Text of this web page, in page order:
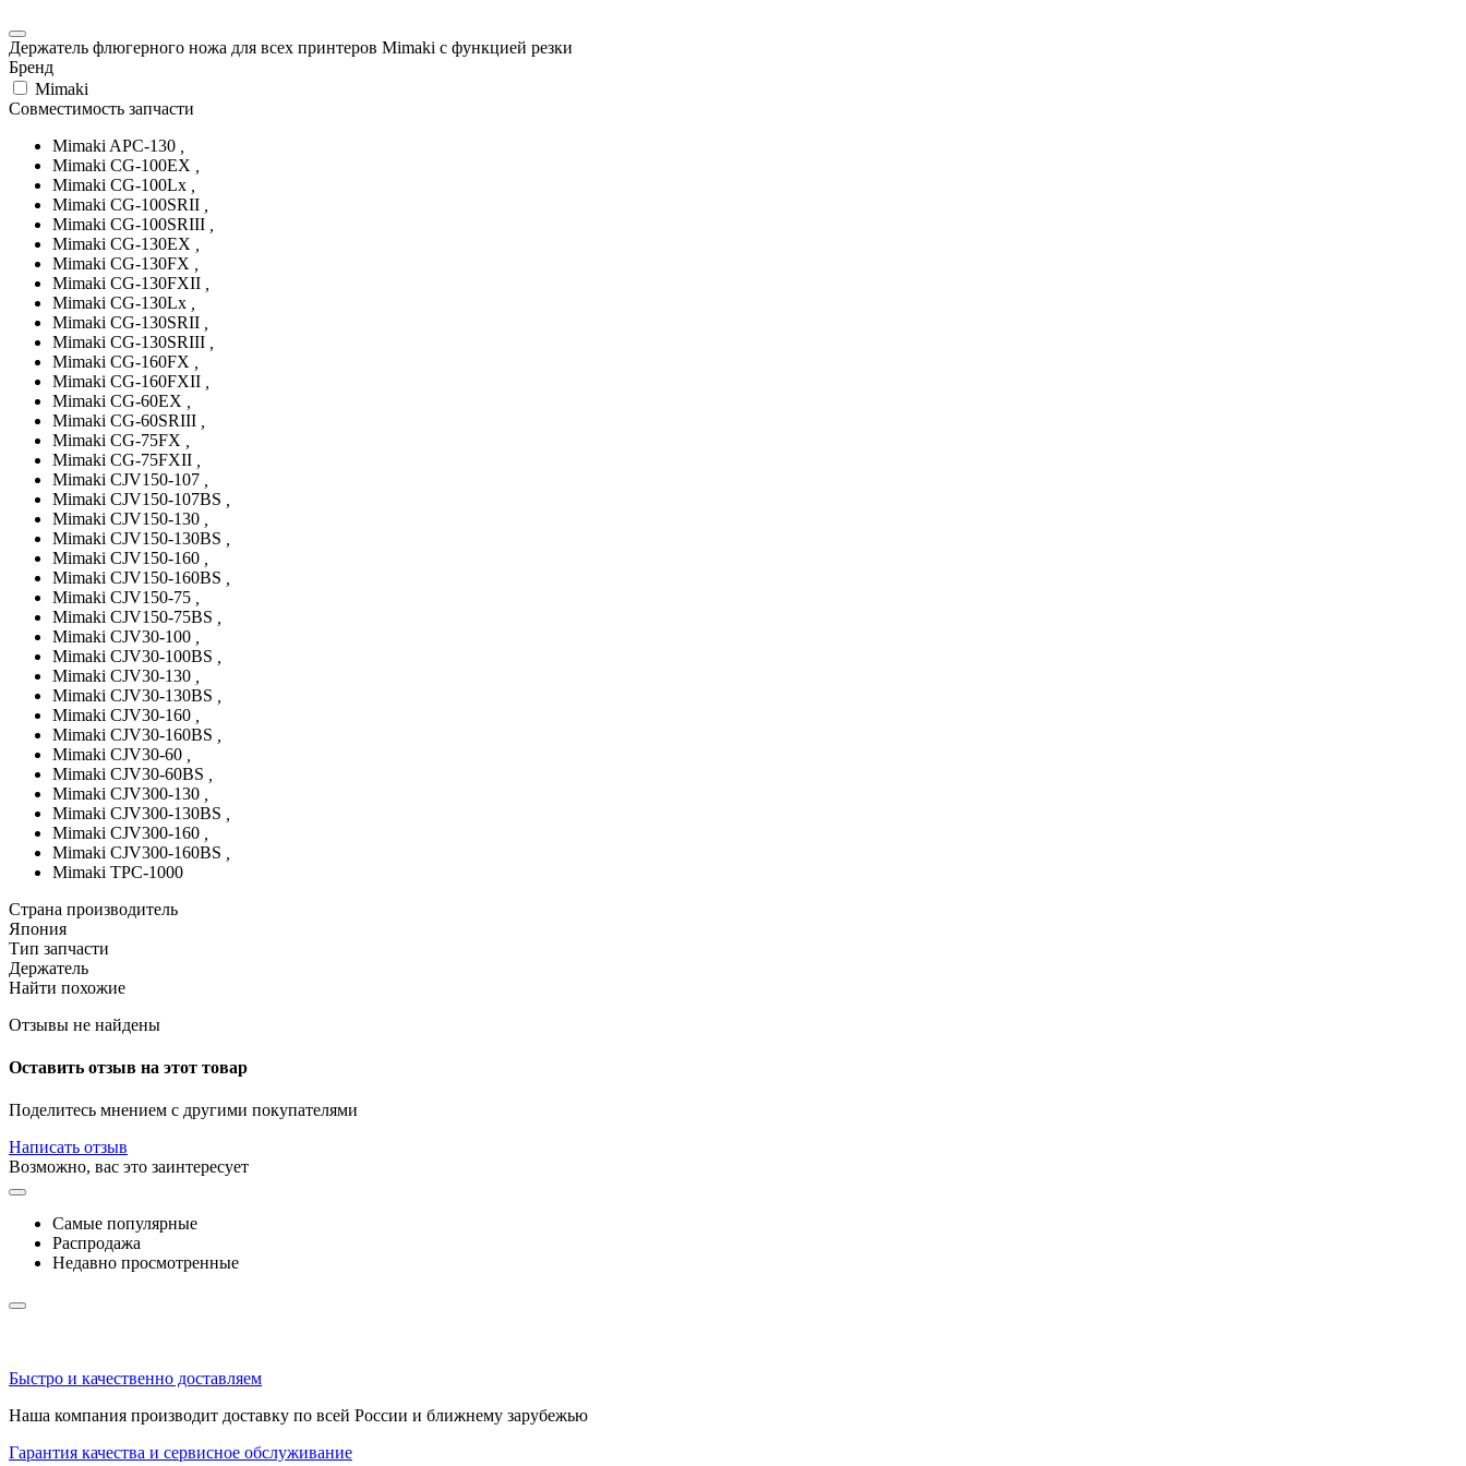
Держатель флюгерного ножа для всех принтеров Mimaki с функцией резки
Бренд
Mimaki
Совместимость запчасти
Mimaki APC-130
Mimaki CG-100EX
Mimaki CG-100Lx
Mimaki CG-100SRII
Mimaki CG-100SRIII
Mimaki CG-130EX
Mimaki CG-130FX
Mimaki CG-130FXII
Mimaki CG-130Lx
Mimaki CG-130SRII
Mimaki CG-130SRIII
Mimaki CG-160FX
Mimaki CG-160FXII
Mimaki CG-60EX
Mimaki CG-60SRIII
Mimaki CG-75FX
Mimaki CG-75FXII
Mimaki CJV150-107
Mimaki CJV150-107BS
Mimaki CJV150-130
Mimaki CJV150-130BS
Mimaki CJV150-160
Mimaki CJV150-160BS
Mimaki CJV150-75
Mimaki CJV150-75BS
Mimaki CJV30-100
Mimaki CJV30-100BS
Mimaki CJV30-130
Mimaki CJV30-130BS
Mimaki CJV30-160
Mimaki CJV30-160BS
Mimaki CJV30-60
Mimaki CJV30-60BS
Mimaki CJV300-130
Mimaki CJV300-130BS
Mimaki CJV300-160
Mimaki CJV300-160BS
Mimaki TPC-1000
Страна производитель
Япония
Тип запчасти
Держатель
Найти похожие
Отзывы не найдены
Оставить отзыв на этот товар
Поделитесь мнением с другими покупателями
Написать отзыв
Возможно, вас это заинтересует
Самые популярные
Распродажа
Недавно просмотренные
Быстро и качественно доставляем
Наша компания производит доставку по всей России и ближнему зарубежью
Гарантия качества и сервисное обслуживание